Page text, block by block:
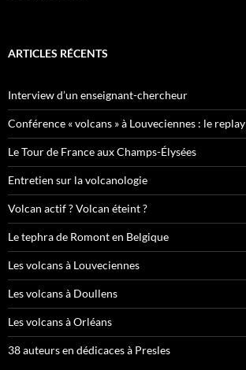
ARTICLES RÉCENTS
Interview d’un enseignant-chercheur
Conférence « volcans » à Louveciennes : le replay
Le Tour de France aux Champs-Élysées
Entretien sur la volcanologie
Volcan actif ? Volcan éteint ?
Le tephra de Romont en Belgique
Les volcans à Louveciennes
Les volcans à Doullens
Les volcans à Orléans
38 auteurs en dédicaces à Presles